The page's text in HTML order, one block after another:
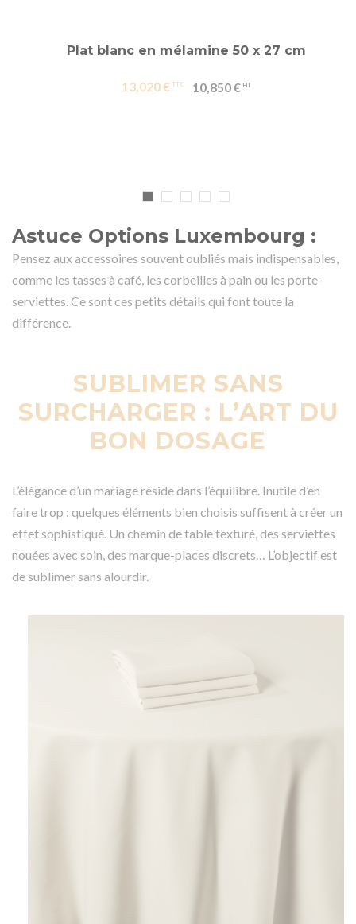
Plat blanc en mélamine 50 x 27 cm
13,020 € 10,850 €
Astuce Options Luxembourg :
Pensez aux accessoires souvent oubliés mais indispensables,
comme les tasses à café, les corbeilles à pain ou les porte-
serviettes. Ce sont ces petits détails qui font toute la
différence.
SUBLIMER SANS
SURCHARGER : L’ART DU
BON DOSAGE
L’élégance d’un mariage réside dans l’équilibre. Inutile d’en
faire trop : quelques éléments bien choisis suffisent à créer un
effet sophistiqué. Un chemin de table texturé, des serviettes
nouées avec soin, des marque-places discrets… L’objectif est
de sublimer sans alourdir.